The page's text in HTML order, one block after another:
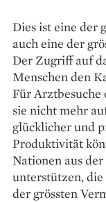
Dies ist eine der
auch eine der
Der Zugriff auf
Menschen den
Für Arztbesuche
sie nicht mehr
glücklicher und
Produktivität
Nationen aus
unterstützen,
der grössten